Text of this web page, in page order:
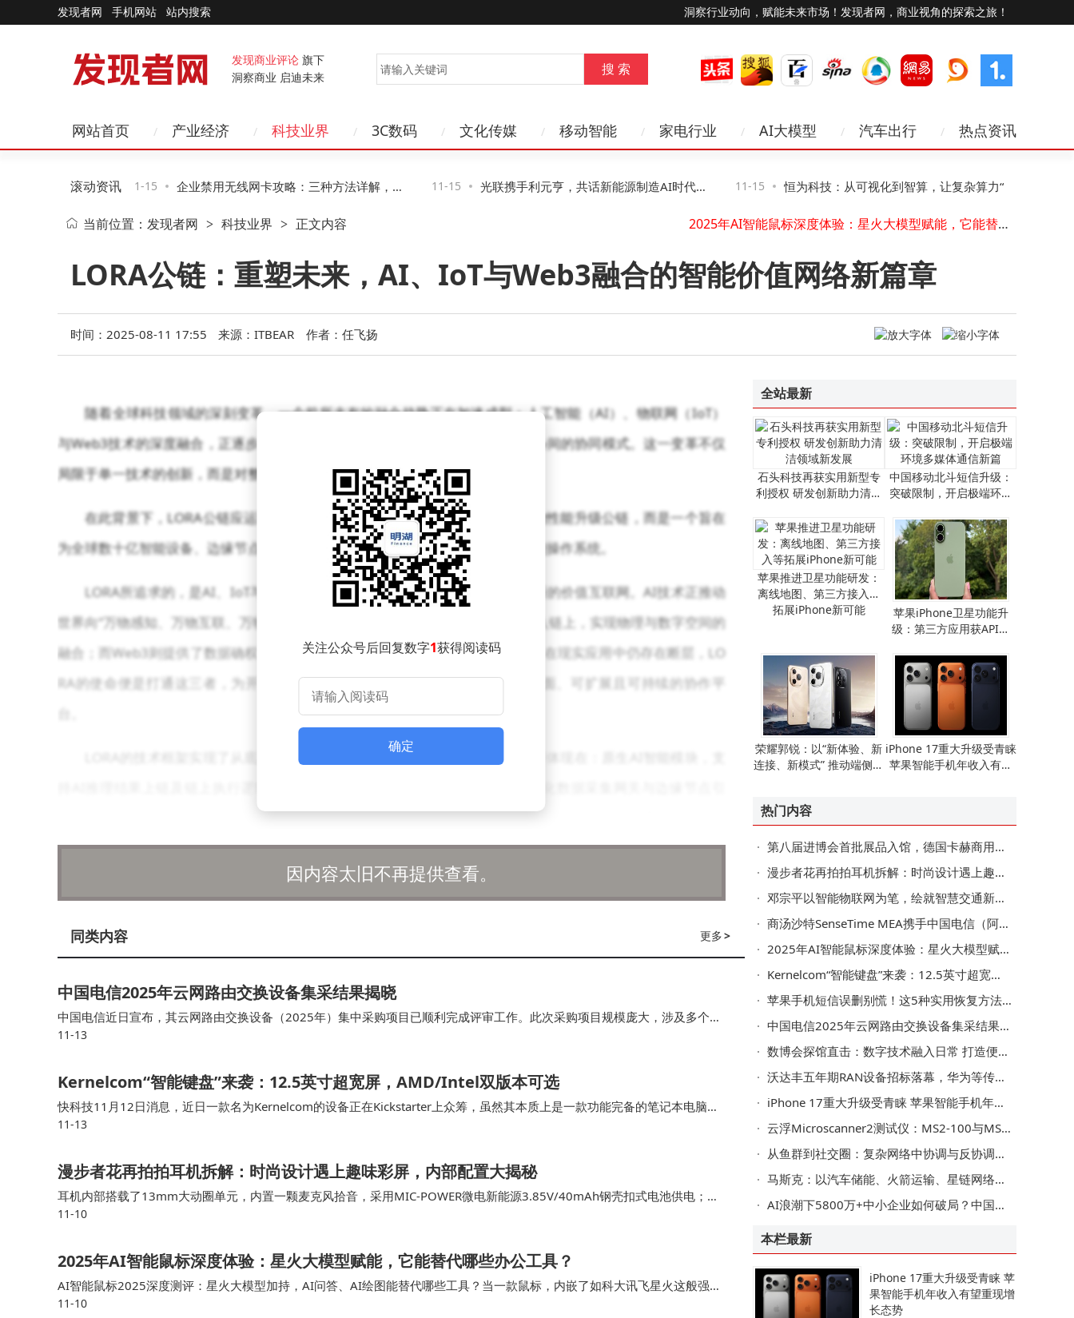
发现者网 手机网站 站内搜索 洞察行业动向，赋能未来市场！发现者网，商业视角的探索之旅！
发现商业评论旗下
洞察商业 启迪未来
网站首页 产业经济 科技业界 3C数码 文化传媒 移动智能 家电行业 AI大模型 汽车出行 热点资讯
滚动资讯
件跃迁、AI赋 11-15 企业禁用无线网卡攻略：三种方法详解，第
二种助企业高效管控风险
11-15 光联携手利元亨，共话新能源制造AI时代网 11-15 恒为科技：从可视化到智算，让复杂算力“看
得见、管得住”
中兴携手中国移动推出移动屏，融合多技术成家庭智慧生活新枢纽
中国电信2025年云网路由交换设备集采结果揭晓
漫步者花再拍拍耳机拆解：时尚设计遇上趣味彩屏，内部配置大揭秘
王江：借互联网之力 促多元文化交流 共筑网络空间文化新辉煌
中国电信2025年云网路由交换设备集采结果揭晓
当前位置： 发现者网 > 科技业界 > 正文内容
LORA公链：重塑未来，AI、IoT与Web3融合的智能价值网络新篇章
时间：2025-08-11 17:55 来源：ITBEAR 作者：任飞扬
随着全球科技领域的深刻变革，一个前所未有的融合趋势正在加速成型：人工智能（AI）、物联网（IoT）
与Web3技术的深度融合，正逐步重塑数据的价值体系、网络的信任基础以及设备间的协同模式。这一变革不仅
局限于单一技术的创新，而是对整个互联网基础设施的全面重构。
在此背景下，LORA公链应运而生，它并非特定场景的解决方案，也非简单的性能升级公链，而是一个旨在
为全球数十亿智能设备、边缘节点及自治网络提供可信接入与高效协同的底层智能操作系统。
LORA所追求的，是AI、IoT与Web3三元融合的宏大愿景，旨在构建一个全新的价值互联网。AI技术正推动
世界向“万物感知、万物互联、万物智能”迈进；IoT则将真实世界的设备与数据引入链上，实现物理与数字空间的
融合；而Web3则提供了数据确权、价值追踪与可信协同的新维度。然而，这三者在现实应用中仍存在断层，LO
RA的使命便是打通这三者，为开发者、设备方、数据提供者与用户构建一个全面、可扩展且可持续的协作平
LORA的技术框架实现了从底层共识到上层智能的全面融合。其技术创新主要体现在：原生AI智能模块，支
擎，实现多协议设备的接入与数据加密、分片及链上映射；高性能Layer-1设计，满足物联网海量异构设备的在
线需求，并为AI模型调用与结果验证提供实时环境；以及多角色共治机制，为数据提供者、智能模型方、设备运
提供兼容EVM的全栈SDK，降低AI + IoT Dapp的开发门槛；与硬件制造商合作，将链接能力嵌入设备与节点，形
成去中心化网络；通过数据确权与价值激励机制，吸引高质量数据源接入链上；并引入全球节点共建机制，加快
全球生态版图的节点部署。
力。在工业物联网领域，LORA实现设备数据实时上链，AI决策驱动预警与协作，构建智能工厂；在智慧城市方
面，环境监测与交通设备链接形成链上智能调度系统；在AI内容市场，AI模型链上发布与调用，打通AI即服务的
LORA的出现，为区块链行业带来了新的思考。它不仅是技术的革新，更是对未来全球数字秩序的贡献。在
区块链迈入新阶段之际，LORA以其独特的技术架构与生态实践，推动区块链与AI、IoT的系统级协作，构建支持
实体世界运行的下一代数字基建，引领智能价值网络的起航。LORA是跨技术、跨行业、跨时代的长期主义者，
用技术与生态定义并拓展着未来的边界。
关注公众号后回复数字1获得阅读码
确定
因内容太旧不再提供查看。
更多>
同类内容
中国电信2025年云网路由交换设备集采结果揭晓
中国电信近日宣布，其云网路由交换设备（2025年）集中采购项目已顺利完成评审工作。此次采购项目规模庞大，涉及多个关
键网络设备领域，旨在进一步优化和提升云网基础设施能力。
11-13
Kernelcom“智能键盘”来袭：12.5英寸超宽屏，AMD/Intel双版本可选
快科技11月12日消息，近日一款名为Kernelcom的设备正在Kickstarter上众筹，虽然其本质上是一款功能完备的笔记本电脑，
但制造商还是将其宣传为“智能键盘”。 这款设备最大的特点是其12.5英寸超…
11-13
漫步者花再拍拍耳机拆解：时尚设计遇上趣味彩屏，内部配置大揭秘
耳机内部搭载了13mm大动圈单元，内置一颗麦克风拾音，采用MIC-POWER微电新能源3.85V/40mAh钢壳扣式电池供电；主
板上，搭载了JL杰理科技JL6973D8的蓝牙音频SoC，WINSEMI稳先微…
11-10
2025年AI智能鼠标深度体验：星火大模型赋能，它能替代哪些办公工具？
AI智能鼠标2025深度测评：星火大模型加持，AI问答、AI绘图能替代哪些工具？当一款鼠标，内嵌了如科大讯飞星火这般强大
的认知大模型时，它所带来的，远不止是光标移动的流畅，更是一场关于效率与创造力的革命。我们…
11-10
全站最新
石头科技再获实用新型专
利授权 研发创新助力清洁
中国移动北斗短信升级：
突破限制，开启极端环境
苹果推进卫星功能研发：
离线地图、第三方接入等
拓展iPhone新可能
​苹果iPhone卫星功能升
级：第三方应用获API支
荣耀郭锐：以“新体验、新
连接、新模式” 推动端侧AI
iPhone 17重大升级受青睐
苹果智能手机年收入有望
热门内容
第八届进博会首批展品入馆，德国卡赫商用矿泉鲜水机顺利进驻
漫步者花再拍拍耳机拆解：时尚设计遇上趣味彩屏，内部配置大揭秘
邓宗平以智能物联网为笔，绘就智慧交通新图景，破解城市停车困局
商汤沙特SenseTime MEA携手中国电信（阿联酋） 共推阿曼智慧城市数字化转型
2025年AI智能鼠标深度体验：星火大模型赋能，它能替代哪些办公工具？
Kernelcom“智能键盘”来袭：12.5英寸超宽屏，AMD/Intel双版本可选
苹果手机短信误删别慌！这5种实用恢复方法帮你快速找回重要信息
中国电信2025年云网路由交换设备集采结果揭晓
数博会探馆直击：数字技术融入日常 打造便捷智慧生活新图景
沃达丰五年期RAN设备招标落幕，华为等传统三巨头主导，Open RAN遇冷
iPhone 17重大升级受青睐 苹果智能手机年收入有望重现增长态势
云浮Microscanner2测试仪：MS2-100与MS-POE助力网络布线检测与维护
从鱼群到社交圈：复杂网络中协调与反协调行为如何塑造群体秩序
马斯克：以汽车储能、火箭运输、星链网络铺就人类火星移民之路
AI浪潮下5800万+中小企业如何破局？中国电信以数智化引擎赋能转型之路
本栏最新
iPhone 17重大升级受青睐 苹
果智能手机年收入有望重现增
长态势